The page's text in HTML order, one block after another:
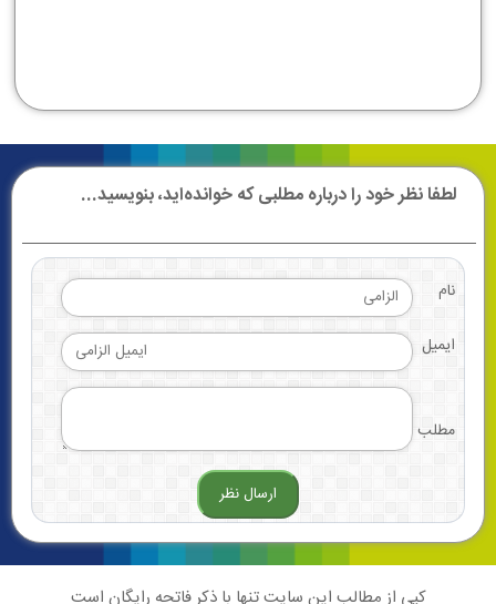
لطفا نظر خود را درباره مطلبی که خوانده‌اید، بنویسید...
نام
ایمیل
مطلب
کپی از مطالب این سایت تنها با ذکر فاتحه رایگان است